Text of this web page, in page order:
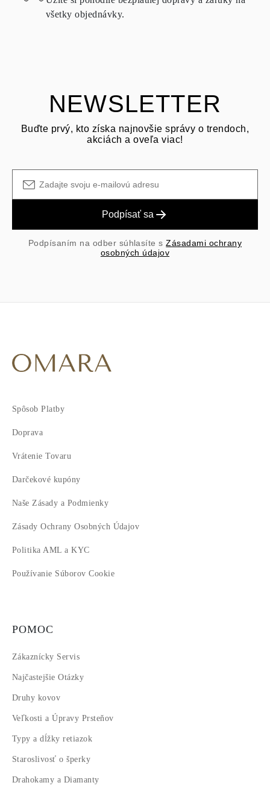
možné vrátiť za rovnakých podmienok – a to do 15 kalendárnych
od dátumu doručenia zásielky.
všetky objednávky.
NEWSLETTER
Buďte prvý, kto získa najnovšie správy o trendoch,
akciách a oveľa viac!
Podpísať sa
Podpísaním na odber súhlasíte sZásadami ochrany
osobných údajov
Spôsob Platby
Doprava
Vrátenie Tovaru
Darčekové kupóny
Naše Zásady a Podmienky
Zásady Ochrany Osobných Údajov
Politika AML a KYC
Používanie Súborov Cookie
POMOC
Zákaznícky Servis
Najčastejšie Otázky
Druhy kovov
Veľkosti a Úpravy Prsteňov
Typy a dĺžky retiazok
Staroslivosť o šperky
Drahokamy a Diamanty